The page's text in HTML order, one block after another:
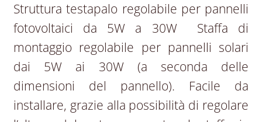
Struttura testapalo regolabile per pannelli
fotovoltaici da 5W a 30W Staffa di
montaggio regolabile per pannelli solari
dai 5W ai 30W (a seconda delle
dimensioni del pannello). Facile da
installare, grazie alla possibilità di regolare